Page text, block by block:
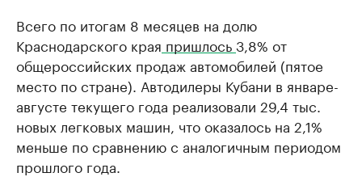
Всего по итогам 8 месяцев на долю
Краснодарского края пришлось3,8% от
общероссийских продаж автомобилей (пятое
место по стране). Автодилеры Кубани в январе-
августе текущего года реализовали 29,4 тыс.
новых легковых машин, что оказалось на 2,1%
меньше по сравнению с аналогичным периодом
прошлого года.